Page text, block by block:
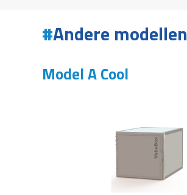
Andere modellen
Model A Cool